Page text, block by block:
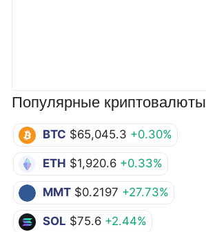
Популярные криптовалюты
BTC $65,045.3 +0.30%
ETH $1,920.6 +0.33%
MMT $0.2197 +27.73%
SOL $75.6 +2.44%